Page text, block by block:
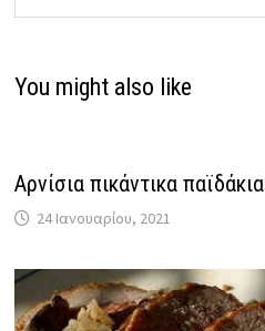
You might also like
Αρνίσια πικάντικα παϊδάκια
24 Ιανουαρίου, 2021